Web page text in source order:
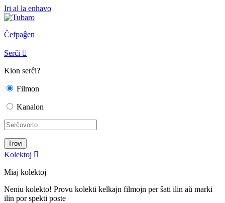
Iri al la enhavo
Ĉefpaĝen
Serĉi 
Kion serĉi?
Filmon
Kanalon
Kolektoj 
Miaj kolektoj
Neniu kolekto! Provu kolekti kelkajn filmojn per ŝati ilin aŭ marki
ilin por spekti poste